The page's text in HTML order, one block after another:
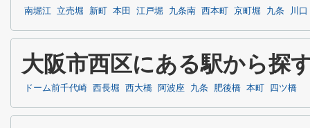
南堀江 立売堀 新町 本田 江戸堀 九条南 西本町 京町堀 九条 川口
大阪市西区にある駅から探
ドーム前千代崎 西長堀 西大橋 阿波座 九条 肥後橋 本町 四ツ橋